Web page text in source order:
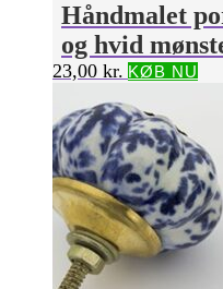
Håndmalet
og hvid
23,00 kr. KØB NU